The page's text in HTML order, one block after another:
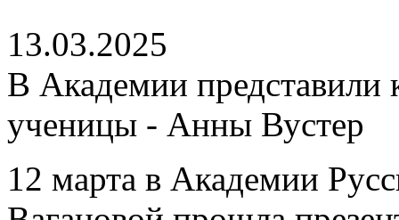
13.03.2025
В Академии представили
ученицы - Анны Вустер
12 марта в Академии